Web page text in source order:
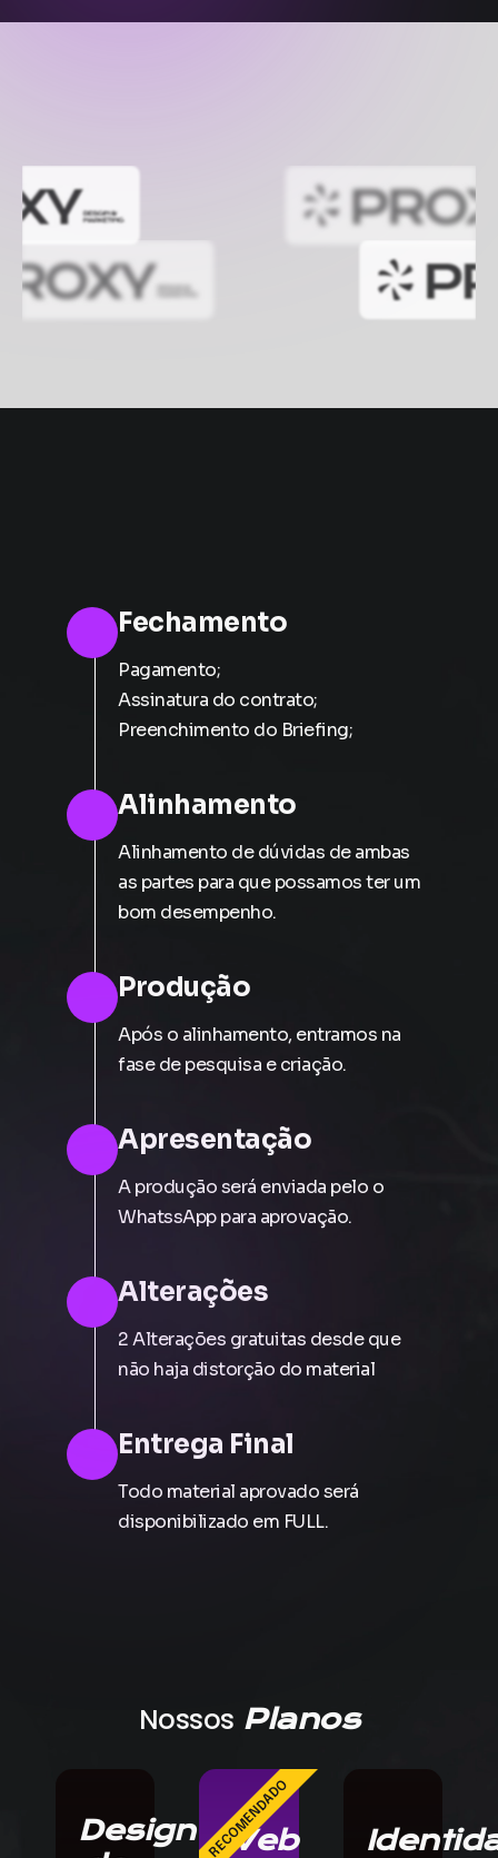
Fechamento
Pagamento;
Assinatura do contrato;
Preenchimento do Briefing;
Alinhamento
Alinhamento de dúvidas de ambas
as partes para que possamos ter um
bom desempenho.
Produção
Após o alinhamento, entramos na
fase de pesquisa e criação.
Apresentação
A produção será enviada pelo o
WhatssApp para aprovação.
Alterações
2 Alterações gratuitas desde que
não haja distorção do material
Entrega Final
Todo material aprovado será
disponibilizado em FULL.
Nossos Planos
Design RECOMENDADO
Web